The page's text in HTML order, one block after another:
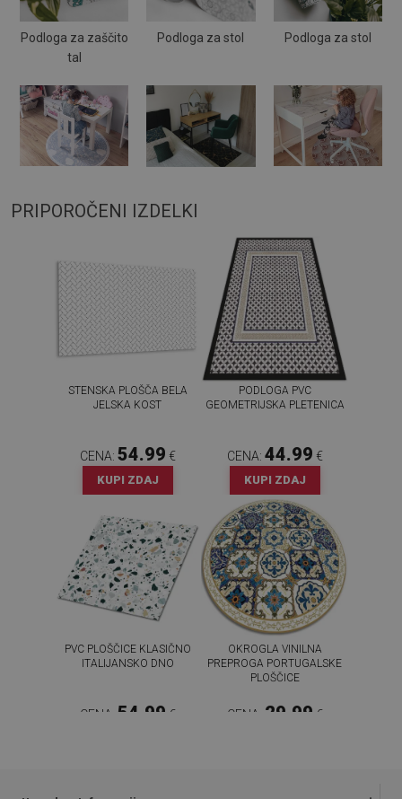
Podloga za zaščito
tal
Podloga za stol Podloga za stol
PRIPOROČENI IZDELKI
STENSKA PLOŠČA BELA
JELSKA KOST
CENA: 54.99 €
KUPI ZDAJ
PODLOGA PVC
GEOMETRIJSKA PLETENICA
CENA: 44.99 €
KUPI ZDAJ
PVC PLOŠČICE KLASIČNO
ITALIJANSKO DNO
CENA: 54.99 €
OKROGLA VINILNA
PREPROGA PORTUGALSKE
PLOŠČICE
CENA: 29.99 €